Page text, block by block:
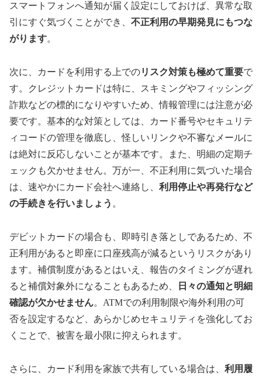
スマートフォンへ通知が届く設定にしておけば、異常な取
引にすぐ気づくことができ、 不正利用の早期発見にもつな
がります。
次に、カードを利用する上でのリスク対策も極めて重要で
す。クレジットカードは特に、スキミングやフィッシング
詐欺などの標的になりやすいため、情報管理には注意が必
要です。基本的な対策としては、カード番号やセキュリテ
ィコードの管理を徹底し、怪しいリンクや不審なメールに
は絶対に反応しないことが基本です。また、明細の定期チ
ェックも欠かせません。万が一、不正利用に気づいた場合
は、速やかにカード会社へ連絡し、 利用停止や再発行など
の手続きを行いましょう 。
デビットカードの場合も、即時引き落としであるため、不
正利用があると即座に口座残高が減るというリスクがあり
ます。補償制度があるとはいえ、報告のタイミングが遅れ
ると補償対象外になることもあるため、
日々の通知と明細
確認が欠かせません。ATMでの利用制限や海外利用の可
否を設定するなど、あらかじめセキュリティを強化してお
くことで、被害を最小限に抑えられます。
さらに、カード利用を家族で共有している場合は、 利用履